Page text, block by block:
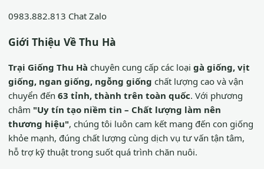
0983.882.813 Chat Zalo
Giới Thiệu Về Thu Hà
Trại Giống Thu Hà chuyên cung cấp các loạigà giống, vịt
giống, ngan giống, ngỗng giống chất lượng cao và vận
chuyển đến63 tỉnh, thành trên toàn quốc. Với phương
châm "Uy tín tạo niềm tin – Chất lượng làm nên
thương hiệu", chúng tôi luôn cam kết mang đến con giống
khỏe mạnh, đúng chất lượng cùng dịch vụ tư vấn tận tâm,
hỗ trợ kỹ thuật trong suốt quá trình chăn nuôi.